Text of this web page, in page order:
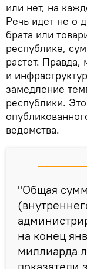
или нет, на
Речь идет не о
брата или
республике,
растет. Правда,
и
замедление
республики.
ведомства.
"Общая
на конец
миллиарда